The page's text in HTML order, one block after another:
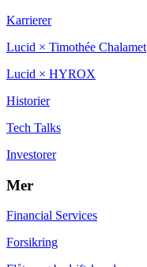
Karrierer
Lucid × Timothée Chalamet
Lucid × HYROX
Historier
Tech Talks
Investorer
Mer
Financial Services
Forsikring